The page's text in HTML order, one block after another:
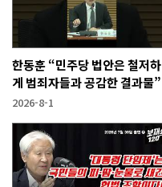
한동훈 “민주당 법안은 철저하
게 범죄자들과 공감한 결과물”
2026-8-1